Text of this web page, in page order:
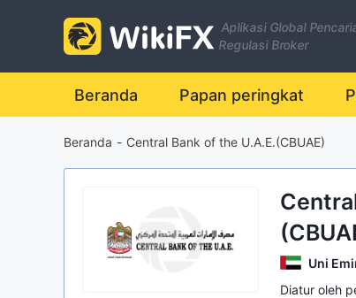
Aplikasi Global
Regulasi Broker
Beranda Papan peringkat
Beranda - Central Bank of the U.A.E.(CBUAE)
Uni
Diatur oleh